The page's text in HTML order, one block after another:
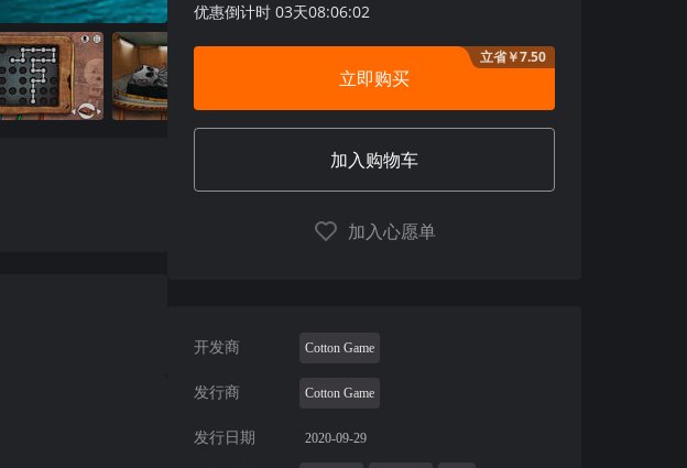
优惠倒计时 03天08:06:01
立省￥7.50
立即购买
加入购物车
加入心愿单
开发商 Cotton Game
发行商 Cotton Game
发行日期 2020-09-29